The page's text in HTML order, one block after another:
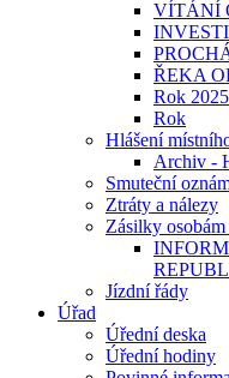
VÍTÁNÍ
ŘEKA
Rok 2025
Rok
Hlášení
Archiv -
Smuteční
Ztráty a nálezy
Zásilky
Jízdní řády
Úřad
Úřední deska
Úřední hodiny